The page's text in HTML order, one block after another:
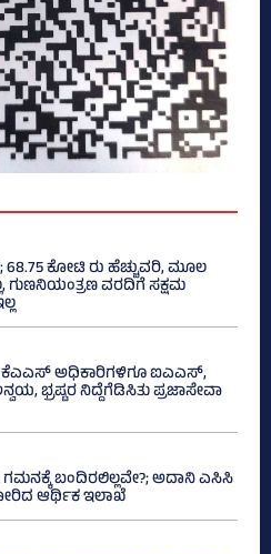
ಕೋಟಿ ರು ಹೆಚ್ಚುವರಿ, ಮೂಲ
ಗುಣನಿಯಂತ್ರಣ ವರದಿಗೆ ಸಕ್ಷಮ
ಕೆಎಎಸ್ ಅಧಿಕಾರಿಗಳಿಗೂ ಐಎಎಸ್‌,
ನಿದ್ದೆಗೆಡಿಸಿತು ಪ್ರಜಾಸೇವಾ
ಬಂದಿರಲಿಲ್ಲವೇ?; ಅದಾನಿ ಎಸಿಸಿ
ಆರ್ಥಿಕ ಇಲಾಖೆ